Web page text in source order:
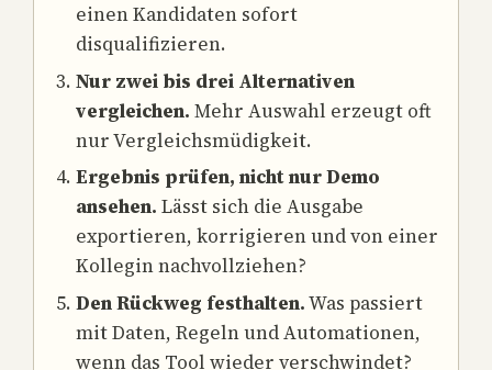
einen Kandidaten sofort
disqualifizieren.
Nur zwei bis drei Alternativen
vergleichen. Mehr Auswahl erzeugt oft
nur Vergleichsmüdigkeit.
Ergebnis prüfen, nicht nur Demo
ansehen. Lässt sich die Ausgabe
exportieren, korrigieren und von einer
Kollegin nachvollziehen?
Den Rückweg festhalten.Was passiert
mit Daten, Regeln und Automationen,
wenn das Tool wieder verschwindet?